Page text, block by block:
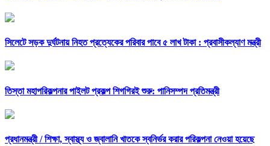
সিলেটে সড়ক দুর্ঘটনায় নিহত প্রত্যেকের পরিবার পাবে ৫ লাখ টাকা : প্রবাসীকল্যাণ মন্ত্রী
তিস্তা মহাপরিকল্পনার পাইলট প্রকল্প শিগগিরই শুরু: পানিসম্পদ প্রতিমন্ত্রী
প্রধানমন্ত্রী /শিক্ষা, স্বাস্থ্য ও জ্বালানি খাতকে স্বনির্ভর করার পরিকল্পনা নেওয়া হয়েছে